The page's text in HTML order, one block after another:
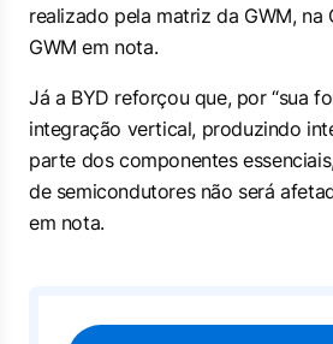
realizado pela matriz da GWM, na
GWM em nota.
Já a BYD reforçou que, por “sua
integração vertical, produzindo
parte dos componentes
de semicondutores não será
em nota.